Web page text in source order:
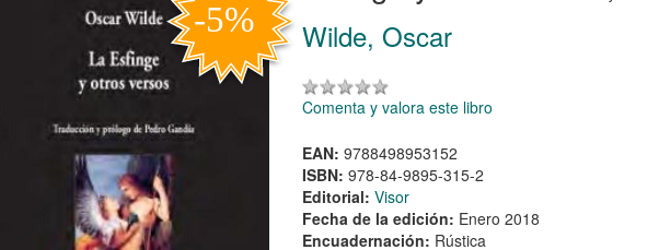
Wilde, Oscar
Comenta y valora este libro
EAN: 9788498953152
ISBN: 978-84-9895-315-2
Editorial: Visor
Fecha de la edición: Enero 2018
Encuadernación: Rústica